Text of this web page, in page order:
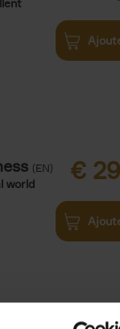
(EN)
world €